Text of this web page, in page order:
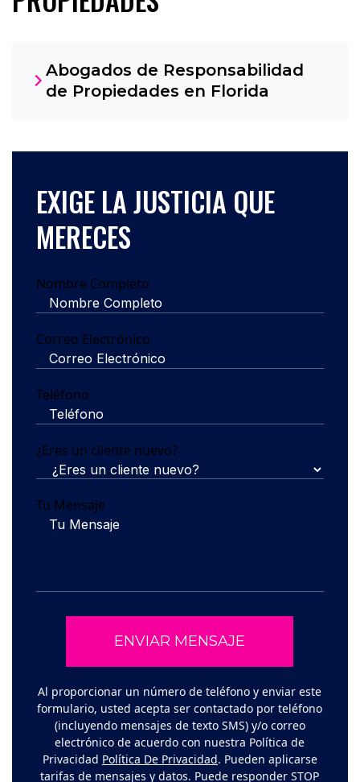
Abogados de Responsabilidad
de Propiedades en Florida
EXIGE LA JUSTICIA QUE
MERECES
Nombre Completo
Correo Electrónico
Teléfono
¿Eres un cliente nuevo?
Tu Mensaje
Al proporcionar un número de teléfono y enviar este
formulario, usted acepta ser contactado por teléfono
(incluyendo mensajes de texto SMS) y/o correo
electrónico de acuerdo con nuestra Política de
Privacidad Política De Privacidad. Pueden aplicarse
tarifas de mensajes y datos. Puede responder STOP